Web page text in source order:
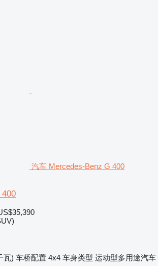
汽车 Mercedes-Benz G 400
瓦) 车桥配置 4x4 车身类型 运动型多用途汽车